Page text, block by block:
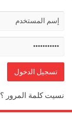
نسيت كلمة المرور ؟